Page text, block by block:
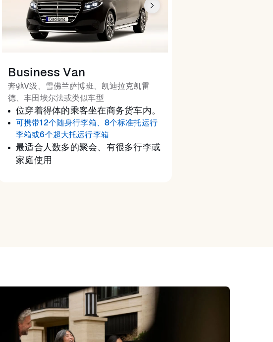
Business Van
奔驰V级、雪佛兰萨博班、凯迪拉克凯雷
德、丰田埃尔法或类似车型
位穿着得体的乘客坐在商务货车内。
可携带12个随身行李箱、8个标准托运行
李箱或6个超大托运行李箱
最适合人数多的聚会、有很多行李或
家庭使用